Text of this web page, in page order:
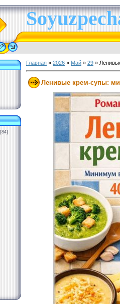
[84]
Главная » 2026 » Май » 29 »
Ленивые крем-супы: